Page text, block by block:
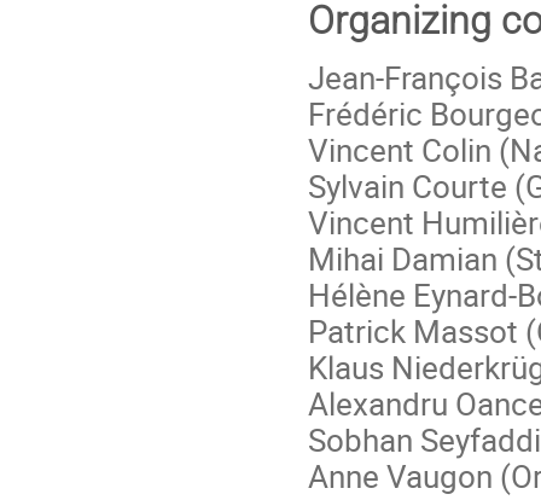
Organizing
Jean-François
Frédéric
Vincent Colin
Sylvain Courte
Vincent
Mihai Damian
Hélène Eynard-
Patrick Massot
Klaus
Alexandru
Sobhan
Anne Vaugon